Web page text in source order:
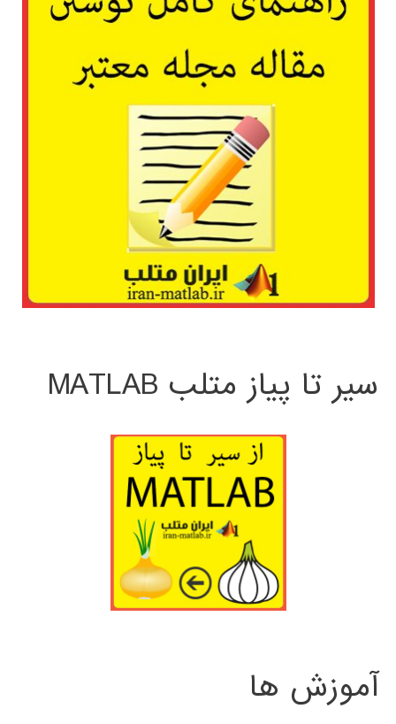
سیر تا پیاز متلب MATLAB
آموزش ها